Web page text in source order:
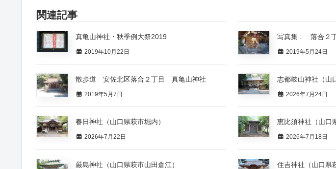
関連記事
真亀山神社・秋季例大祭2019
2019年10月22日
写真集 : 落合２
2019年5月24日
散歩道 安佐北区落合２丁目 真亀山神社
2019年5月7日
志都岐山神社（山
2026年7月24日
春日神社（山口県萩市堀内）
2026年7月22日
恵比須神社（山口
2026年7月18日
厳島神社（山口県萩市山田倉江） 住吉神社（山口県